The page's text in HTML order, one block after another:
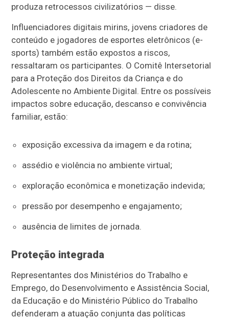
produza retrocessos civilizatórios — disse.
Influenciadores digitais mirins, jovens criadores de
conteúdo e jogadores de esportes eletrônicos (e-
sports) também estão expostos a riscos,
ressaltaram os participantes. O Comitê Intersetorial
para a Proteção dos Direitos da Criança e do
Adolescente no Ambiente Digital. Entre os possíveis
impactos sobre educação, descanso e convivência
familiar, estão:
exposição excessiva da imagem e da rotina;
assédio e violência no ambiente virtual;
exploração econômica e monetização indevida;
pressão por desempenho e engajamento;
ausência de limites de jornada.
Proteção integrada
Representantes dos Ministérios do Trabalho e
Emprego, do Desenvolvimento e Assistência Social,
da Educação e do Ministério Público do Trabalho
defenderam a atuação conjunta das políticas